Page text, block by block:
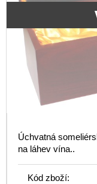
Úchvatná
na láhev vína..
Kód zboží: